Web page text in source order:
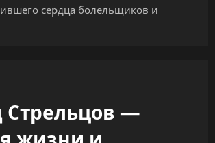
сердца болельщиков и
Стрельцов —